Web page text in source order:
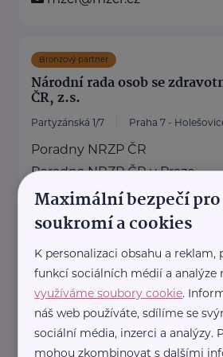
Bronzový partner
Národní rada osob se
ČR, z.s.
Partyzánská 1/7 Praha 7 -
Poradny NRZP ČR
Poradna NRZP ČR v Praze
Partyzánská 1/7, 170 00 Praha 7
230 234 956, ...
https://nrzp.cz/
+420 230 234 954
nrzpcr@nrzp.cz
Policie ČR
Maximální bezpečí pro
soukromí a cookies
K personalizaci obsahu a reklam,
funkcí sociálních médií a analýze
využíváme soubory cookie.
náš web používáte, sdílíme se
sociální média, inzerci a analýzy.
mohou zkombinovat s dalšími